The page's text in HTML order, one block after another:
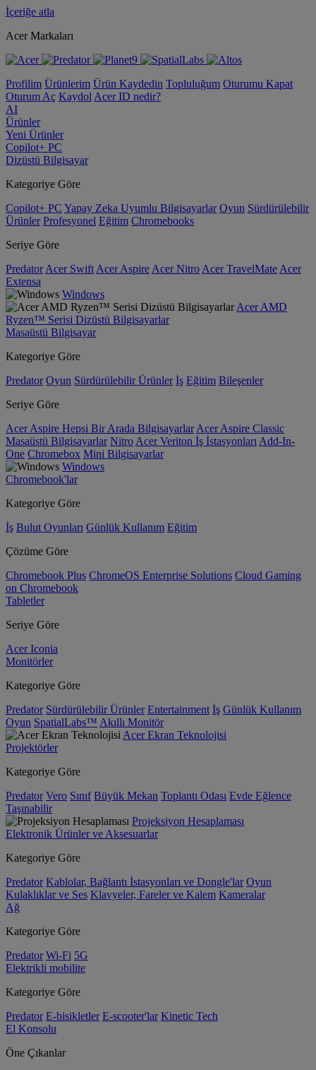
İçeriğe atla
Acer Markaları
Profilim Ürünlerim Ürün Kaydedin Topluluğum Oturumu Kapat
Oturum Aç Kaydol Acer ID nedir?
AI
Ürünler
Yeni Ürünler
Copilot+ PC
Dizüstü Bilgisayar
Kategoriye Göre
Copilot+ PC Yapay Zeka Uyumlu Bilgisayarlar Oyun Sürdürülebilir
Ürünler Profesyonel Eğitim Chromebooks
Seriye Göre
Predator Acer Swift Acer Aspire Acer Nitro Acer TravelMate Acer
Extensa
Windows
Acer AMD
Ryzen™ Serisi Dizüstü Bilgisayarlar
Masaüstü Bilgisayar
Kategoriye Göre
Predator Oyun Sürdürülebilir Ürünler İş Eğitim Bileşenler
Seriye Göre
Acer Aspire Hepsi Bir Arada Bilgisayarlar Acer Aspire Classic
Masaüstü Bilgisayarlar Nitro Acer Veriton İş İstasyonları Add-In-
One Chromebox Mini Bilgisayarlar
Windows
Chromebook'lar
Kategoriye Göre
İş Bulut Oyunları Günlük Kullanım Eğitim
Çözüme Göre
Chromebook Plus ChromeOS Enterprise Solutions Cloud Gaming
on Chromebook
Tabletler
Seriye Göre
Acer Iconia
Monitörler
Kategoriye Göre
Predator Sürdürülebilir Ürünler Entertainment İş Günlük Kullanım
Oyun SpatialLabs™ Akıllı Monitör
Acer Ekran Teknolojisi
Projektörler
Kategoriye Göre
Predator Vero Sınıf Büyük Mekan Toplantı Odası Evde Eğlence
Taşınabilir
Projeksiyon Hesaplaması
Elektronik Ürünler ve Aksesuarlar
Kategoriye Göre
Predator Kablolar, Bağlantı İstasyonları ve Dongle'lar Oyun
Kulaklıklar ve Ses Klavyeler, Fareler ve Kalem Kameralar
Ağ
Kategoriye Göre
Predator Wi-Fi 5G
Elektrikli mobilite
Kategoriye Göre
Predator E-bisikletler E-scooter'lar Kinetic Tech
El Konsolu
Öne Çıkanlar